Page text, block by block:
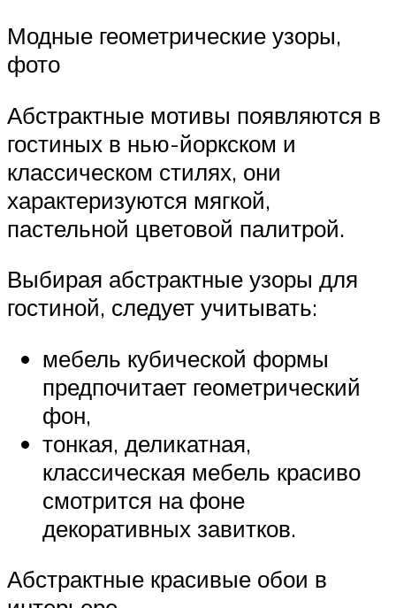
Модные геометрические узоры,
фото
Абстрактные мотивы появляются в
гостиных в нью-йоркском и
классическом стилях, они
характеризуются мягкой,
пастельной цветовой палитрой.
Выбирая абстрактные узоры для
гостиной, следует учитывать:
мебель кубической формы
предпочитает геометрический
фон,
тонкая, деликатная,
классическая мебель красиво
смотрится на фоне
декоративных завитков.
Абстрактные красивые обои в